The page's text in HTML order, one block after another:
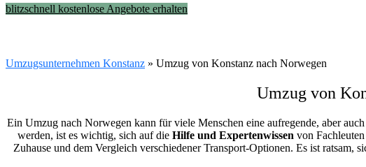
blitzschnell kostenlose Angebote erhalten
Umzugsunternehmen Konstanz » Umzug von Konstanz nach Norwegen
Umzug von
Ein Umzug nach Norwegen kann für viele Menschen eine aufregende, aber
werden, ist es wichtig, sich auf die Hilfe und Expertenwissen von
Zuhause und dem Vergleich verschiedener Transport-Optionen. Es ist ratsam,